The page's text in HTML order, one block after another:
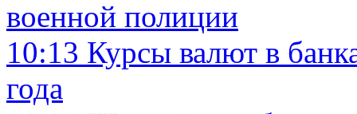
военной полиции
10:13 Курсы валют в
года